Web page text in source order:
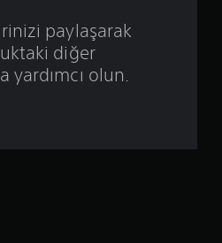
paylaşarak
diğer
yardımcı olun.